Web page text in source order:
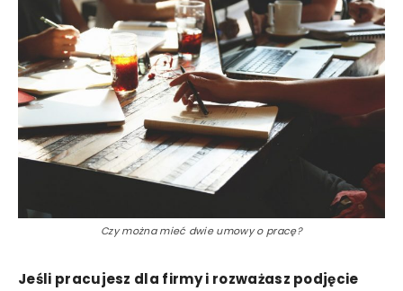
Czy można mieć dwie umowy o pracę?
Jeśli pracujesz dla firmy i rozważasz podjęcie